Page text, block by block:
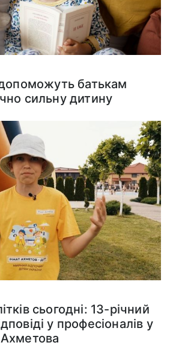
батькам
сильну дитину
сьогодні: 13-річний
у професіоналів у